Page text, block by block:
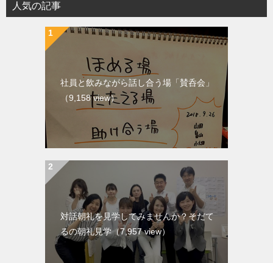
人気の記事
社員と飲みながら話し合う場「賛呑会」
（9,158 view）
対話朝礼を見学してみませんか？そだて
るの朝礼見学（7,957 view）